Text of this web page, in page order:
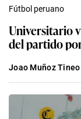
Fútbol peruano
Universitario
del partido
Joao Muñoz Tineo